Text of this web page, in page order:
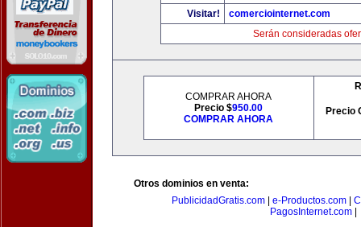
Visitar!
comerciointernet.com
Serán consideradas
COMPRAR AHORA
Precio $950.00
COMPRAR AHORA
Precio
Otros dominios en venta:
PublicidadGratis.com
e-Productos.com
PagosInternet.com